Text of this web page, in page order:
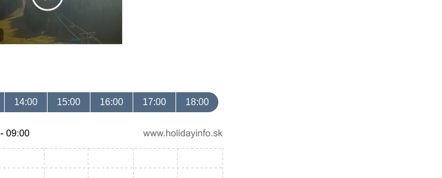
14:00 15:00 16:00 17:00 18:00